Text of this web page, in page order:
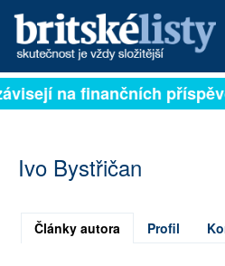
PŘIHLÁSIT
ARCHIV
ROZHOVORY
na finančních
Ivo Bystřičan
Články autora Profil